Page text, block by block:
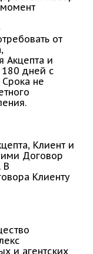
от
Акцепта и
дней с
не
Клиент и
Договор
В
Клиенту
и агентских